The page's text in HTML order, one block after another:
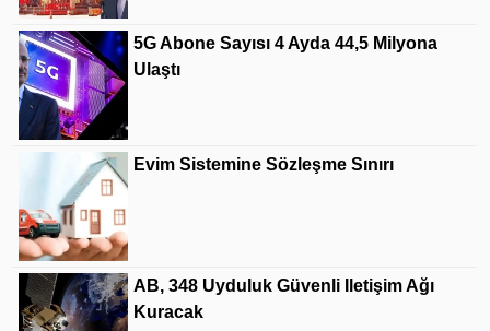
5G Abone Sayısı 4 Ayda 44,5 Milyona
Ulaştı
Evim Sistemine Sözleşme Sınırı
AB, 348 Uyduluk Güvenli Iletişim Ağı
Kuracak